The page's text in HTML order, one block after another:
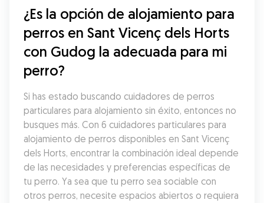
¿Es la opción de alojamiento para
perros en Sant Vicenç dels Horts
con Gudog la adecuada para mi
perro?
Si has estado buscando cuidadores de perros
particulares para alojamiento sin éxito, entonces no
busques más. Con 6 cuidadores particulares para
alojamiento de perros disponibles en Sant Vicenç
dels Horts, encontrar la combinación ideal depende
de las necesidades y preferencias específicas de
tu perro. Ya sea que tu perro sea sociable con
otros perros, necesite espacios abiertos o requiera